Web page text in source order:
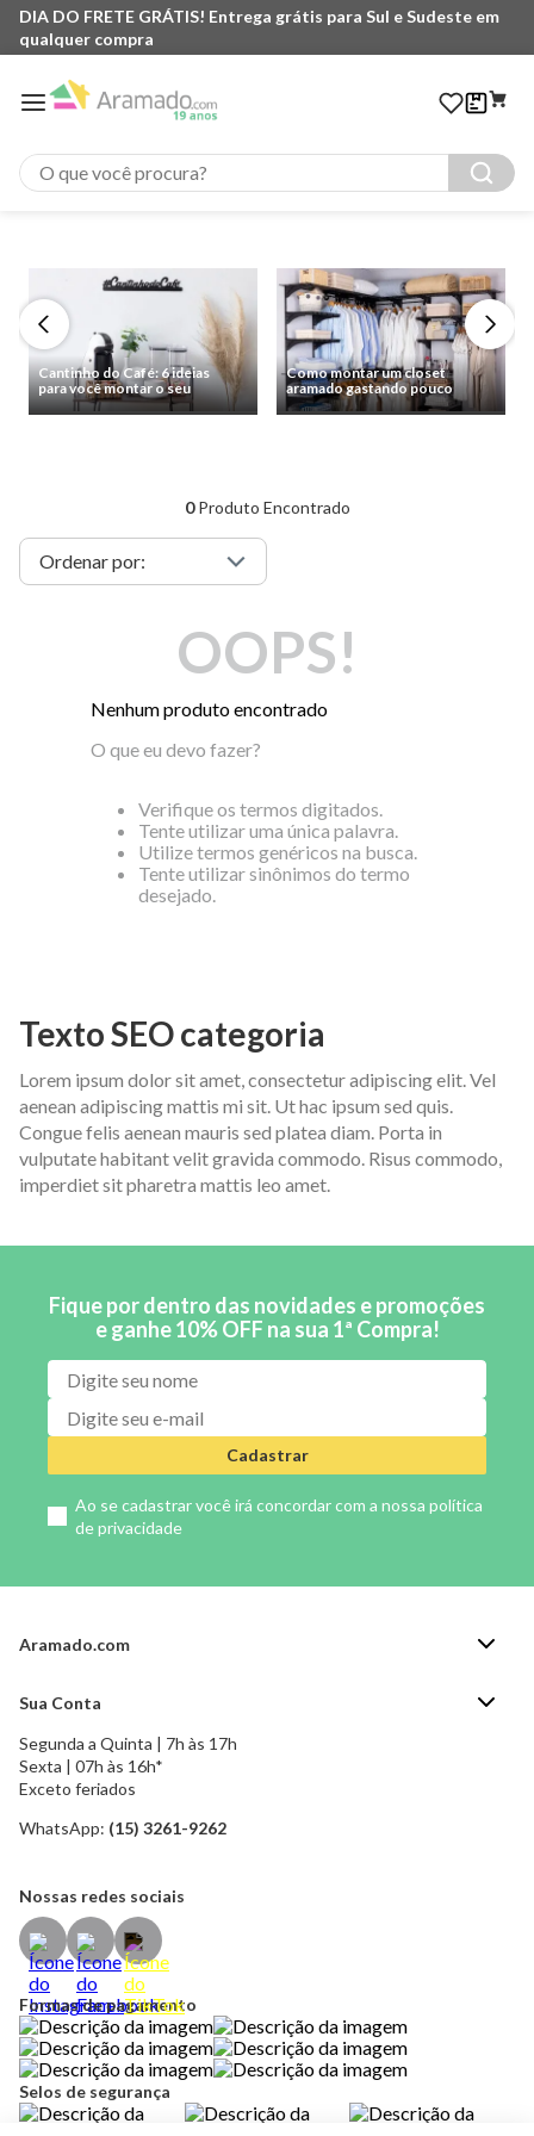
DIA DO FRETE GRÁTIS! Entrega grátis para Sul e Sudeste em
qualquer compra
O que você procura?
Cantinho do Café: 6 ideias
para você montar o seu
Como montar um closet
aramado gastando pouco
0Produto Encontrado
OOPS!
Nenhum produto encontrado
O que eu devo fazer?
Verifique os termos digitados.
Tente utilizar uma única palavra.
Utilize termos genéricos na busca.
Tente utilizar sinônimos do termo
desejado.
Texto SEO categoria
Lorem ipsum dolor sit amet, consectetur adipiscing elit. Vel
aenean adipiscing mattis mi sit. Ut hac ipsum sed quis.
Congue felis aenean mauris sed platea diam. Porta in
vulputate habitant velit gravida commodo. Risus commodo,
imperdiet sit pharetra mattis leo amet.
Fique por dentro das novidades e promoções
e ganhe 10% OFF na sua 1ª Compra!
Cadastrar
Ao se cadastrar você irá concordar com a nossa política
de privacidade
Aramado.com
Blog Aramado.com
Política de Privacidade
Política de Troca e Devolução
Política de Frete Grátis
Sua Conta
Minha Conta
Meus pedidos
Segunda a Quinta | 7h às 17h
Sexta | 07h às 16h*
Exceto feriados
WhatsApp: (15) 3261-9262
Nossas redes sociais
Formas de pagamento
Selos de segurança